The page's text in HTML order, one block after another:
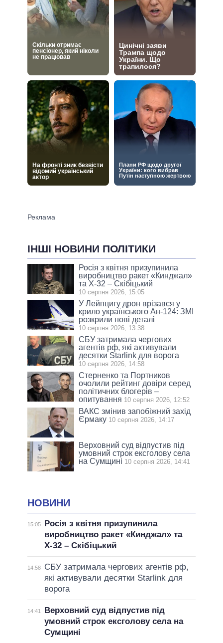
ІНШІ НОВИНИ ПОЛІТИКИ
Росія з квітня призупинила
виробництво ракет «Кинджал»
та Х-32 – Скібіцький
10 серпня 2026, 15:05
У Лейпцигу дрон врізався у
крило українського Ан-124: ЗМІ
розкрили нові деталі
10 серпня 2026, 13:38
СБУ затримала чергових
агентів рф, які активували
десятки Starlink для ворога
10 серпня 2026, 14:58
Стерненко та Портников
очолили рейтинг довіри серед
політичних блогерів –
опитування 10 серпня 2026, 12:52
ВАКС змінив запобіжний захід
Єрмаку 10 серпня 2026, 14:17
Верховний суд відпустив під
умовний строк ексголову села
на Сумщині 10 серпня 2026, 14:41
НОВИНИ
15:05
Росія з квітня призупинила
виробництво ракет «Кинджал» та
Х-32 – Скібіцький
14:58
СБУ затримала чергових агентів рф,
які активували десятки Starlink для
ворога
14:41
Верховний суд відпустив під
умовний строк ексголову села на
Сумщині